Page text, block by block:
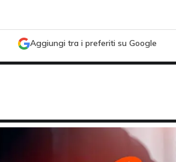
Aggiungi tra i preferiti su Google